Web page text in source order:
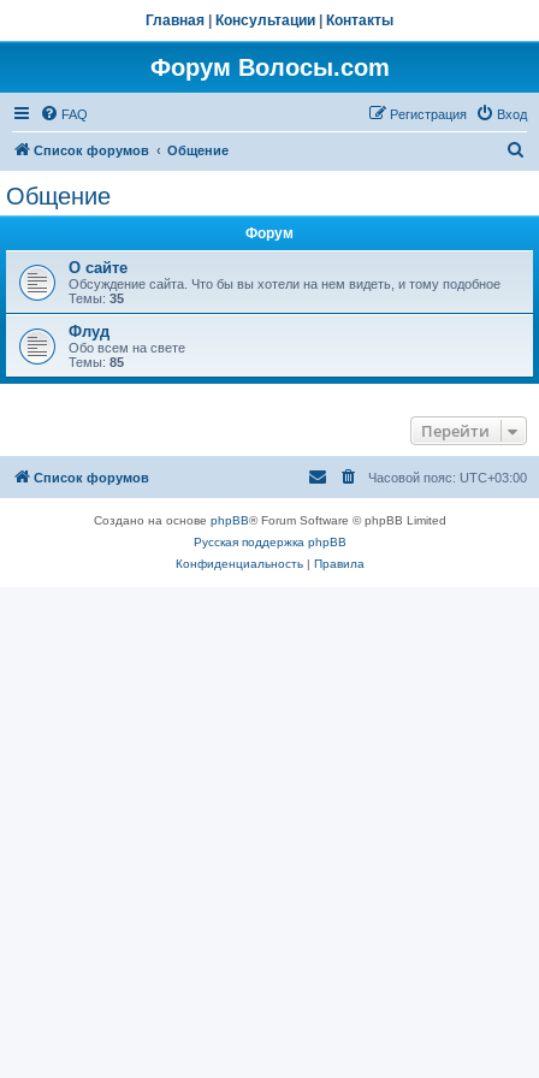
Главная Консультации Контакты
Форум Волосы.com
FAQ Вход
Регистрация
Список форумов Общение
Общение
Форум
О сайте
Обсуждение сайта. Что бы вы хотели на нем видеть, и тому подобное
Темы: 35
Флуд
Обо всем на свете
Темы: 85
Перейти
Список форумов Часовой пояс: UTC+03:00
Создано на основе phpBB® Forum Software © phpBB Limited
Русская поддержка phpBB
Конфиденциальность| Правила